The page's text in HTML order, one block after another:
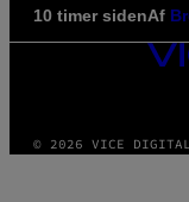
10 timer sidenAf
VICE
MEDIA
© 2026 VICE